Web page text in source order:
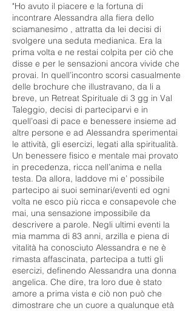
"Ho avuto il piacere e la fortuna di
incontrare Alessandra alla fiera dello
sciamanesimo , attratta da lei decisi di
svolgere una seduta medianica. Era la
prima volta e ne restai colpita per ciò che
disse e per le sensazioni ancora vivide che
provai. In quell’incontro scorsi casualmente
delle brochure che illustravano, da li a
breve, un Retreat Spirituale di 3 gg in Val
Taleggio, decisi di parteciparvi e in
quell’oasi di pace e benessere insieme ad
altre persone e ad Alessandra sperimentai
le attività, gli esercizi, legati alla spiritualità.
Un benessere fisico e mentale mai provato
in precedenza, ricca nell’anima e nella
testa. Da allora, laddove mi e’ possibile
partecipo ai suoi seminari/eventi ed ogni
volta ne esco più ricca e consapevole che
mai, una sensazione impossibile da
descrivere a parole. Negli ultimi eventi la
mia mamma di 83 anni, arzilla e piena di
vitalità ha conosciuto Alessandra e ne è
rimasta affascinata, partecipa a tutti gli
esercizi, definendo Alessandra una donna
angelica. Che dire, tra loro due è stato
amore a prima vista e ciò non può che
dimostrare che un cuore a qualunque età